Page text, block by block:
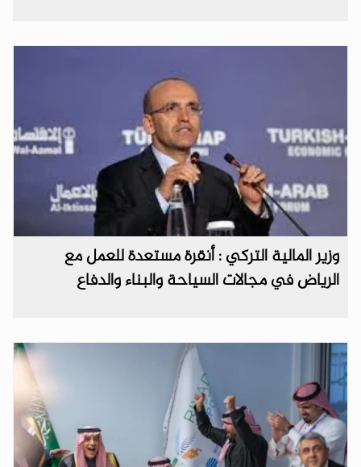
وزير المالية التركي : أنقرة مستعدة للعمل مع
الرياض في مجالات السياحة والبناء والدفاع